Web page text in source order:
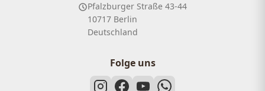
Pfalzburger Straße 43-44
10717 Berlin
Deutschland
Folge uns